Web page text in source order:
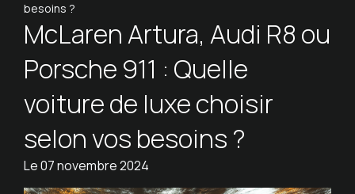
besoins ?
McLaren Artura, Audi R8 ou
Porsche 911 : Quelle
voiture de luxe choisir
selon vos besoins ?
Le07 novembre 2024